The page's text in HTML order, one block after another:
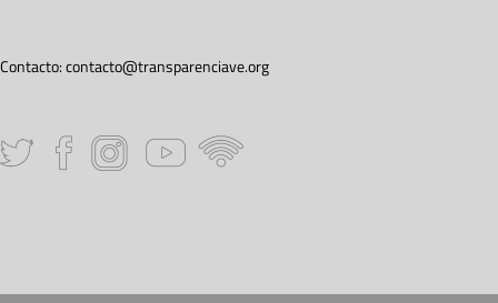
Contacto:contacto@transparenciave.org